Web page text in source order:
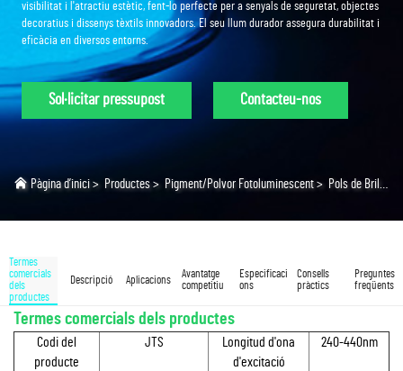
visibilitat i l'atractiu estètic, fent-lo perfecte per a senyals de seguretat, objectes
decoratius i dissenys tèxtils innovadors. El seu llum durador assegura durabilitat i
eficàcia en diversos entorns.
Sol·licitar pressupost Contacteu-nos
Pàgina d’inici > Productes > Pigment/Polvor Fotoluminescent > Pols de Brilly Blau Cel
Termes
comercials
dels
productes
Descripció Aplicacions
Avantatge
competitiu
Especificaci
ons
Consells
pràctics
Preguntes
freqüents
Termes comercials dels productes
Codi del
producte
JTS
Longitud d'ona
d'excitació
240-440nm